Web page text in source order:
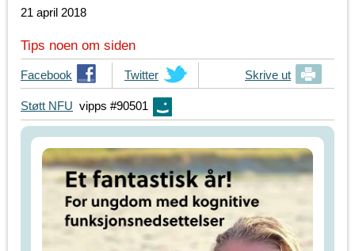
21 april 2018
Tips noen om siden
T
i
p
s
Facebook
T
i
p
s
i
n
e
Twitter Skrive ut
Støtt NFU vipps #90501